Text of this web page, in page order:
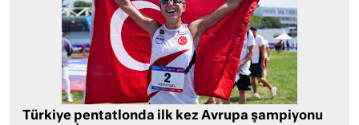
Türkiye pentatlonda ilk kez Avrupa şampiyonu